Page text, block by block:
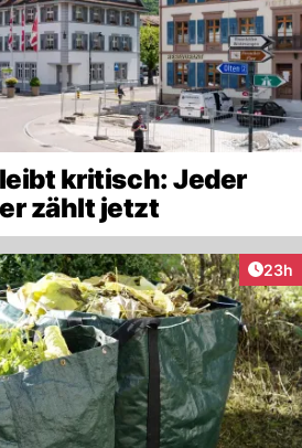
kritisch: Jeder
zählt jetzt
23h